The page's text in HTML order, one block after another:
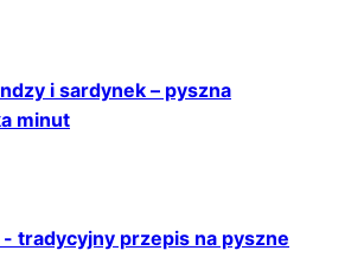
i sardynek – pyszna
minut
- tradycyjny przepis na pyszne